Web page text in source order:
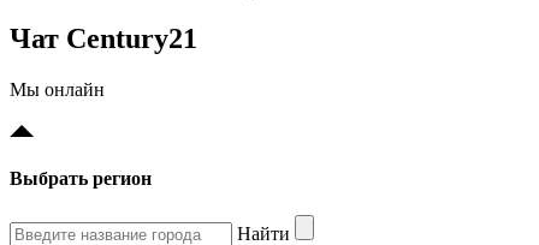
Чат Century21
Мы онлайн
Выбрать регион
Найти